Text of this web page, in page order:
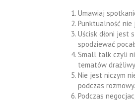
Umawiaj
Punktualność nie
Uścisk dłoni jest
spodziewać
Small talk czyli
tematów
Nie jest niczym
podczas rozmowy.
Podczas